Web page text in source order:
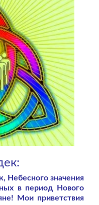
Небесного значения
в период Нового
Мои приветствия